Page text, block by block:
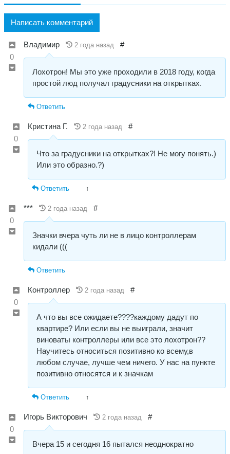
Написать комментарий
0
Владимир 2 года назад #
Лохотрон! Мы это уже проходили в 2018 году, когда
простой люд получал градусники на открытках.
Ответить
0
Кристина Г. 2 года назад #
Что за градусники на открытках?! Не могу понять.)
Или это образно.?)
Ответить ↑
0
*** 2 года назад #
Значки вчера чуть ли не в лицо контроллерам
кидали (((
Ответить
0
Контроллер 2 года назад #
А что вы все ожидаете????каждому дадут по
квартире? Или если вы не выиграли, значит
виноваты контроллеры или все это лохотрон??
Научитесь относиться позитивно ко всему,в
любом случае, лучше чем ничего. У нас на пункте
позитивно относятся и к значкам
Ответить ↑
0
Игорь Викторович 2 года назад #
Вчера 15 и сегодня 16 пытался неоднократно